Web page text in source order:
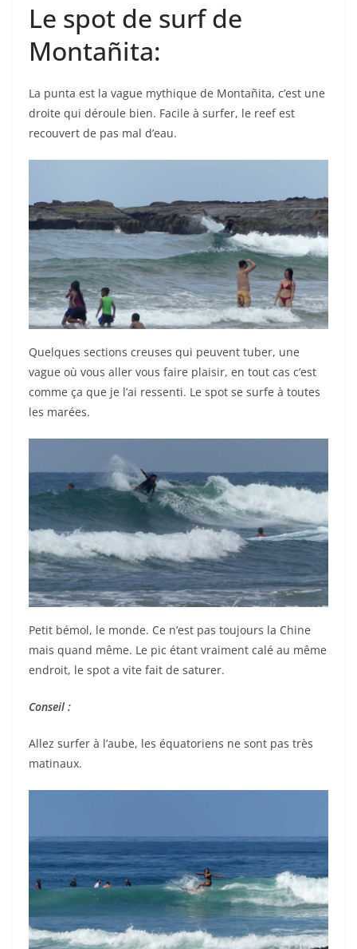
Le spot de surf de
Montañita:
La punta est la vague mythique de Montañita, c’est une
droite qui déroule bien. Facile à surfer, le reef est
recouvert de pas mal d’eau.
Quelques sections creuses qui peuvent tuber, une
vague où vous aller vous faire plaisir, en tout cas c’est
comme ça que je l’ai ressenti. Le spot se surfe à toutes
les marées.
Petit bémol, le monde. Ce n’est pas toujours la Chine
mais quand même. Le pic étant vraiment calé au même
endroit, le spot a vite fait de saturer.
Conseil :
Allez surfer à l’aube, les équatoriens ne sont pas très
matinaux.